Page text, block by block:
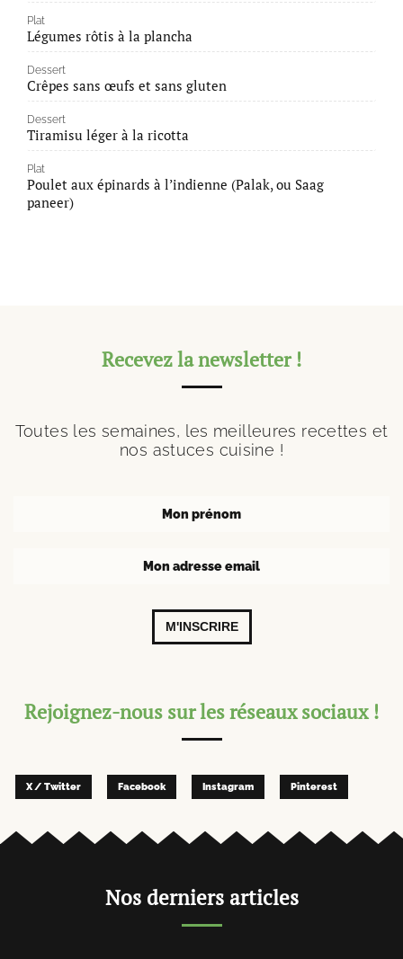
Plat
Légumes rôtis à la plancha
Dessert
Crêpes sans œufs et sans gluten
Dessert
Tiramisu léger à la ricotta
Plat
Poulet aux épinards à l’indienne (Palak, ou Saag
paneer)
Recevez la newsletter !
Toutes les semaines, les meilleures recettes et
nos astuces cuisine !
M'INSCRIRE
Rejoignez-nous sur les réseaux sociaux !
X / Twitter Facebook Instagram Pinterest
Nos derniers articles